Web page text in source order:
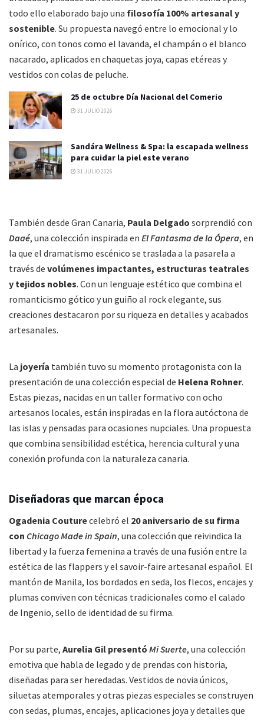
todo ello elaborado bajo una filosofía 100% artesanal y
sostenible. Su propuesta navegó entre lo emocional y lo
onírico, con tonos como el lavanda, el champán o el blanco
nacarado, aplicados en chaquetas joya, capas etéreas y
vestidos con colas de peluche.
25 de octubre Día Nacional del Comerio
31 JULIO 2026
Sandára Wellness & Spa: la escapada wellness
para cuidar la piel este verano
31 JULIO 2026
También desde Gran Canaria, Paula Delgado sorprendió con
Daaé, una colección inspirada en El Fantasma de la Ópera, en
la que el dramatismo escénico se traslada a la pasarela a
través de volúmenes impactantes, estructuras teatrales
y tejidos nobles. Con un lenguaje estético que combina el
romanticismo gótico y un guiño al rock elegante, sus
creaciones destacaron por su riqueza en detalles y acabados
artesanales.
La joyería también tuvo su momento protagonista con la
presentación de una colección especial de Helena Rohner.
Estas piezas, nacidas en un taller formativo con ocho
artesanos locales, están inspiradas en la flora autóctona de
las islas y pensadas para ocasiones nupciales. Una propuesta
que combina sensibilidad estética, herencia cultural y una
conexión profunda con la naturaleza canaria.
Diseñadoras que marcan época
Ogadenia Couturecelebró el 20 aniversario de su firma
con Chicago Made in Spain, una colección que reivindica la
libertad y la fuerza femenina a través de una fusión entre la
estética de las flappers y el savoir-faire artesanal español. El
mantón de Manila, los bordados en seda, los flecos, encajes y
plumas conviven con técnicas tradicionales como el calado
de Ingenio, sello de identidad de su firma.
Por su parte, Aurelia Gil presentó Mi Suerte, una colección
emotiva que habla de legado y de prendas con historia,
diseñadas para ser heredadas. Vestidos de novia únicos,
siluetas atemporales y otras piezas especiales se construyen
con sedas, plumas, encajes, aplicaciones joya y detalles que